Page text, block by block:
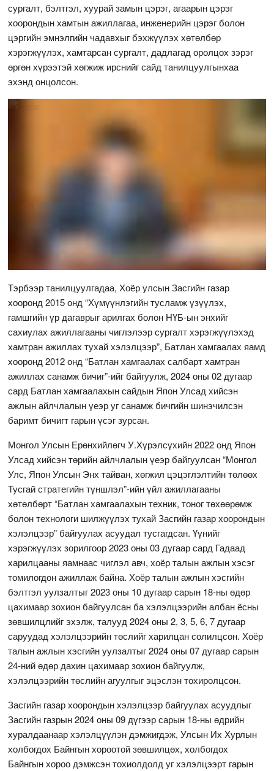
сургалт, бэлтгэл, хуурай замын цэрэг, агаарын цэрэг
хоорондын хамтын ажиллагаа, инженерийн цэрэг болон
цэргийн эмнэлгийн чадавхыг бэхжүүлэх хөтөлбөр
хэрэгжүүлэх, хамтарсан сургалт, дадлагад оролцох зэрэг
өргөн хүрээтэй хөгжиж ирснийг сайд танилцуулгынхаа
эхэнд онцолсон.
Тэрбээр танилцуулгадаа, Хоёр улсын Засгийн газар
хооронд 2015 онд “Хүмүүнлэгийн тусламж үзүүлэх,
гамшгийн үр дагаврыг арилгах болон НҮБ-ын энхийг
сахиулах ажиллагааны чиглэлээр сургалт хэрэгжүүлэхэд
хамтран ажиллах тухай хэлэлцээр”, Батлан хамгаалах яамд
хооронд 2012 онд “Батлан хамгаалах салбарт хамтран
ажиллах санамж бичиг”-ийг байгуулж, 2024 оны 02 дугаар
сард Батлан хамгаалахын сайдын Япон Улсад хийсэн
ажлын айлчлалын үеэр уг санамж бичгийн шинэчилсэн
баримт бичигт гарын үсэг зурсан.
Монгол Улсын Ерөнхийлөгч У.Хүрэлсүхийн 2022 онд Япон
Улсад хийсэн төрийн айлчлалын үеэр байгуулсан “Монгол
Улс, Япон Улсын Энх тайван, хөгжил цэцэглэлтийн төлөөх
Тусгай стратегийн түншлэл”-ийн үйл ажиллагааны
хөтөлбөрт “Батлан хамгаалахын техник, тоног төхөөрөмж
болон технологи шилжүүлэх тухай Засгийн газар хоорондын
хэлэлцээр” байгуулах асуудал тусгагдсан. Үүнийг
хэрэгжүүлэх зорилгоор 2023 оны 03 дугаар сард Гадаад
харилцааны яамнаас чиглэл авч, хоёр талын ажлын хэсэг
томилогдон ажиллаж байна. Хоёр талын ажлын хэсгийн
бэлтгэл уулзалтыг 2023 оны 10 дугаар сарын 18-ны өдөр
цахимаар зохион байгуулсан ба хэлэлцээрийн албан ёсны
зөвшилцлийг эхэлж, талууд 2024 оны 2, 3, 5, 6, 7 дугаар
саруудад хэлэлцээрийн төслийг харилцан солилцсон. Хоёр
талын ажлын хэсгийн уулзалтыг 2024 оны 07 дугаар сарын
24-ний өдөр дахин цахимаар зохион байгуулж,
хэлэлцээрийн төслийн агуулгыг эцэслэн тохиролцсон.
Засгийн газар хоорондын хэлэлцээр байгуулах асуудлыг
Засгийн газрын 2024 оны 09 дүгээр сарын 18-ны өдрийн
хуралдаанаар хэлэлцүүлэн дэмжигдэж, Улсын Их Хурлын
холбогдох Байнгын хороотой зөвшилцөх, холбогдох
Байнгын хороо дэмжсэн тохиолдолд уг хэлэлцээрт гарын